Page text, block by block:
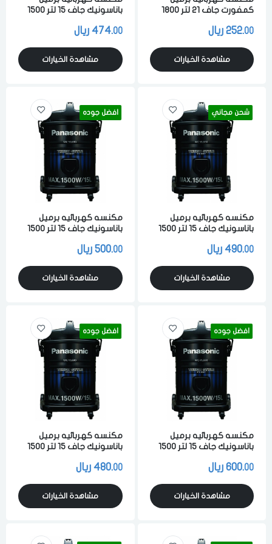
كمفورت جاف 21 لتر 1800
اسود252.00 ريال
مشاهدة الخيارات
باناسونيك جاف 15 لتر 1500
والسوائل اسود ماليزي
474.00 ريال
مشاهدة الخيارات
شحن مجاني
مكنسه كهربائيه برميل
باناسونيك جاف 15 لتر 1500
والسوائل اسود ماليزي
490.00 ريال
مشاهدة الخيارات
افضل جوده
مكنسه كهربائيه برميل
باناسونيك جاف 15 لتر 1500
والسوائل اسود ماليزي
500.00 ريال
مشاهدة الخيارات
افضل جوده
مكنسه كهربائيه برميل
باناسونيك جاف 15 لتر 1500
والسوائل اسود ماليزي
600.00 ريال
مشاهدة الخيارات
افضل جوده
مكنسه كهربائيه برميل
باناسونيك جاف 15 لتر 1500
والسوائل اسود ماليزي
480.00 ريال
مشاهدة الخيارات